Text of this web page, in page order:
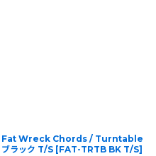
Fat Wreck Chords / Turntable
ブラック T/S [FAT-TRTB BK T/S]